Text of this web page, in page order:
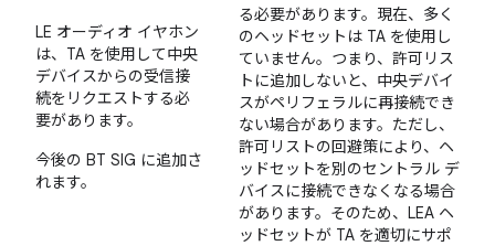
LE オーディオ イヤホン
は、TA を使用して中央
デバイスからの受信接
続をリクエストする必
要があります。
今後の BT SIG に追加さ
れます。
る必要があります。現在、多く
のヘッドセットは TA を使用し
ていません。つまり、許可リス
トに追加しないと、中央デバイ
スがペリフェラルに再接続でき
ない場合があります。ただし、
許可リストの回避策により、ヘ
ッドセットを別のセントラル デ
バイスに接続できなくなる場合
があります。そのため、LEA ヘ
ッドセットが TA を適切にサポ